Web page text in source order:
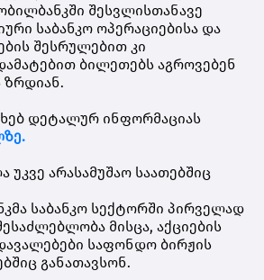
შესვლისთანავე
საბანკო ოპერაციებისა და
შესრულებით კი
ბილეთებს აგროვებენ
ზრდიან.
დეტალურ ინფორმაციას
უკვე არასამუშაო საათებშიც
საბანკო სექტორში პირველად
მისცა, აქციების
საფონდო ბირჟის
განათავსონ.